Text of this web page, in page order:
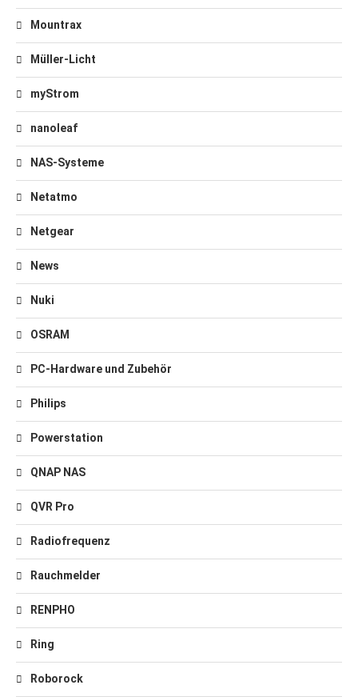
Mountrax
Müller-Licht
myStrom
nanoleaf
NAS-Systeme
Netatmo
Netgear
News
Nuki
OSRAM
PC-Hardware und Zubehör
Philips
Powerstation
QNAP NAS
QVR Pro
Radiofrequenz
Rauchmelder
RENPHO
Ring
Roborock